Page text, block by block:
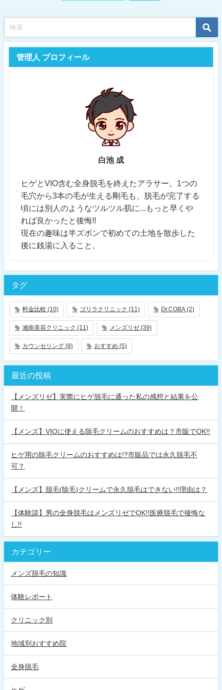
管理人 プロフィール
白池 成
ヒゲとVIO含む全身脱毛を終えたアラサー。1つの
毛穴から3本の毛が生える剛毛も、脱毛が完了する
頃には別人のようなツルツル肌に...もっと早くや
れば良かったと後悔!!
現在の趣味は半ズボンで初めての土地を散歩した
後に銭湯に入ること。
タグ
料金比較 (10) ゴリラクリニック (11) Dr.COBA (2)
湘南美容クリニック (11) メンズリゼ (39)
カウンセリング (8) おすすめ (5)
最近の投稿
【メンズリゼ】実際にヒゲ脱毛に通った私の感想と結果を公
開！
【メンズ】VIOに使える除毛クリームのおすすめは？市販でOK!!
ヒゲ用の除毛クリームのおすすめは!?市販品では永久脱毛不
可？
【メンズ】脱毛(除毛)クリームで永久脱毛はできない!!理由は？
【体験談】男の全身脱毛はメンズリゼでOK!!医療脱毛で後悔な
し!!
カテゴリー
メンズ脱毛の知識
体験レポート
クリニック別
地域別おすすめ院
全身脱毛